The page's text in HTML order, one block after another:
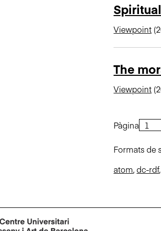
Viewpoint
The
Viewpoint
Pàgina
Formats de
atom,dc-rdf